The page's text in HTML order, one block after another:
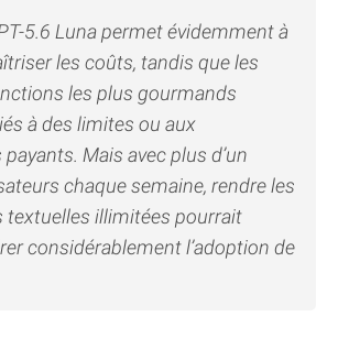
5.6 Luna permet évidemment à
les coûts, tandis que les
les plus gourmands
à des limites ou aux
Mais avec plus d’un
chaque semaine, rendre les
textuelles illimitées pourrait
considérablement l’adoption de